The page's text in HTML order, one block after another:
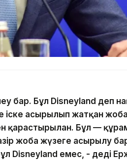
бар. Бұл Disneyland деп
іске асырылып жатқан
қарастырылған. Бұл —
жоба жүзеге асырылу
Disneyland емес, - деді